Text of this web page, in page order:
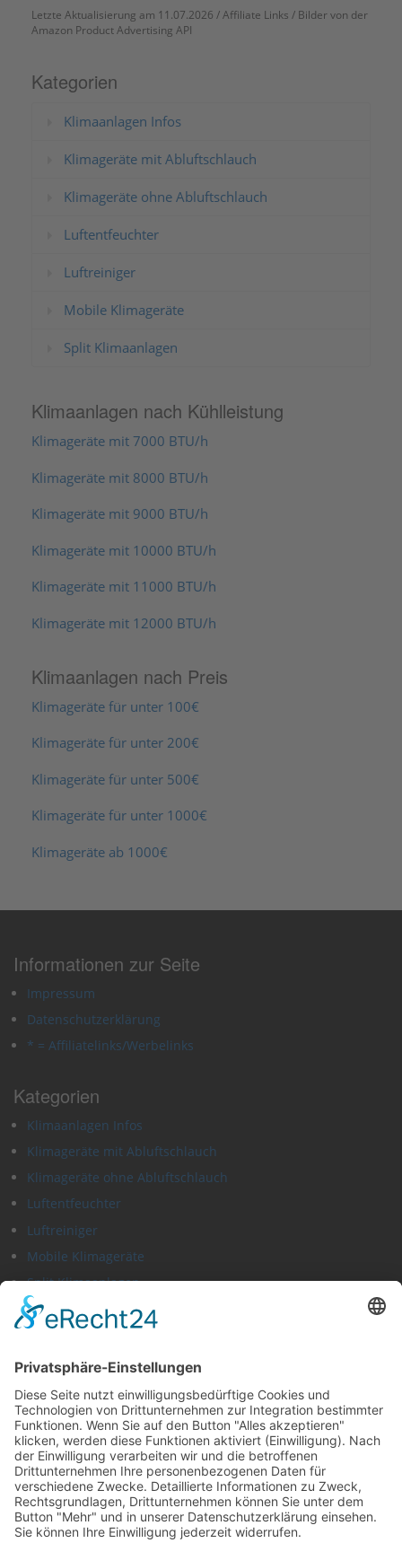
Letzte Aktualisierung am 11.07.2026 / Affiliate Links / Bilder von der
Amazon Product Advertising API
Kategorien
Klimaanlagen Infos
Klimageräte mit Abluftschlauch
Klimageräte ohne Abluftschlauch
Luftentfeuchter
Luftreiniger
Mobile Klimageräte
Split Klimaanlagen
Klimaanlagen nach Kühlleistung
Klimageräte mit 7000 BTU/h
Klimageräte mit 8000 BTU/h
Klimageräte mit 9000 BTU/h
Klimageräte mit 10000 BTU/h
Klimageräte mit 11000 BTU/h
Klimageräte mit 12000 BTU/h
Klimaanlagen nach Preis
Klimageräte für unter 100€
Klimageräte für unter 200€
Klimageräte für unter 500€
Klimageräte für unter 1000€
Klimageräte ab 1000€
Informationen zur Seite
Impressum
Datenschutzerklärung
* = Affiliatelinks/Werbelinks
Kategorien
Klimaanlagen Infos
Klimageräte mit Abluftschlauch
Klimageräte ohne Abluftschlauch
Luftentfeuchter
Luftreiniger
Mobile Klimageräte
Split Klimaanlagen
Social-Media
Facebook:Klimaanlagen-Ratgeber.de
Twitter:Klimaanlagen-Ratgeber
Weitere Ratgeber
Trockner-Berater.de
Glühweinkocher Ratgeber
Jetzt interaktiven Rechner nutzen!